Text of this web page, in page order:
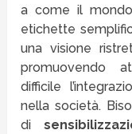
a come il
etichette
una visione
promuovendo
difficile
nella società.
di